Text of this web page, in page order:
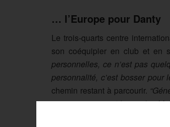
… l’Europe pour Danty
Le trois-quarts centre
son coéquipier en club et en
personnelles, ce n’est pas
personnalité, c’est bosser pour
chemin restant à parcourir.
je pense que c’est à prendre.